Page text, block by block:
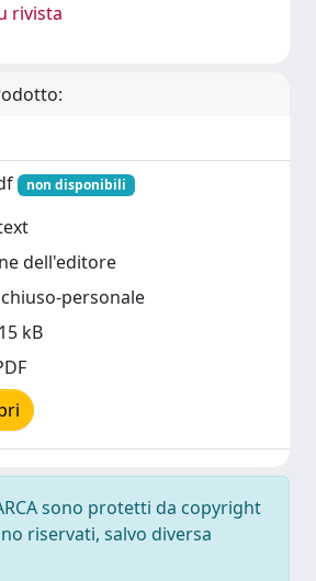
rivista
non disponibili
dell'editore
personale
kB
sono protetti da copyright
riservati, salvo diversa